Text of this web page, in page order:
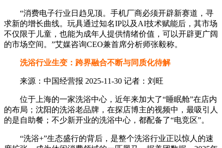
“消费电子行业日趋见顶。手机厂商必须开辟新赛道，寻
求新的增长曲线。玩具通过知名IP以及AI技术赋能后，其市场
不仅限于儿童，也能为成年人提供情绪价值，可以开辟更广阔
的市场空间。”艾媒咨询CEO兼首席分析师张毅称。
洗浴行业生变：跨界融合不断与同质化待解
来源：中国经营报 2025-11-30 记者：刘旺
位于上海的一家洗浴中心，近年来加大了“睡眠舱”在店内
的布局；沈阳的洗浴老品牌，在探店博主的视频中，最吸引人
的是自助餐；不少新开业的洗浴中心，都配备了“电竞区”。
“洗浴+”生态盛行的背后，是整个洗浴行业正以惊人的速